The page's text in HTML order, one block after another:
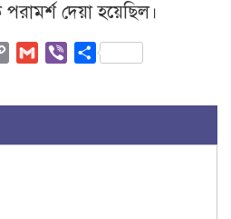
দেয়া হয়েছিল।
Copy
Gmail ViberShare